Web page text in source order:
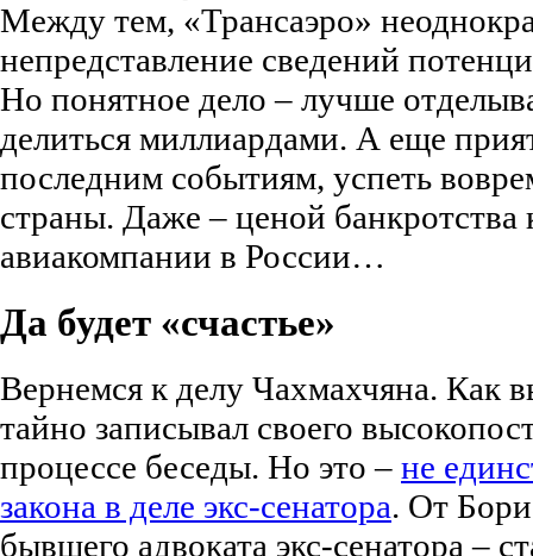
Между тем, «Трансаэро»
непредставление сведений
Но понятное дело – лучше
делиться миллиардами. А еще
последним событиям, успеть
страны. Даже – ценой
авиакомпании в России…
Да будет «счастье»
Вернемся к делу Чахмахчяна. Как
тайно записывал своего
процессе беседы. Но это – не
закона в деле экс-сенатора. От
бывшего адвоката экс-сенатора –